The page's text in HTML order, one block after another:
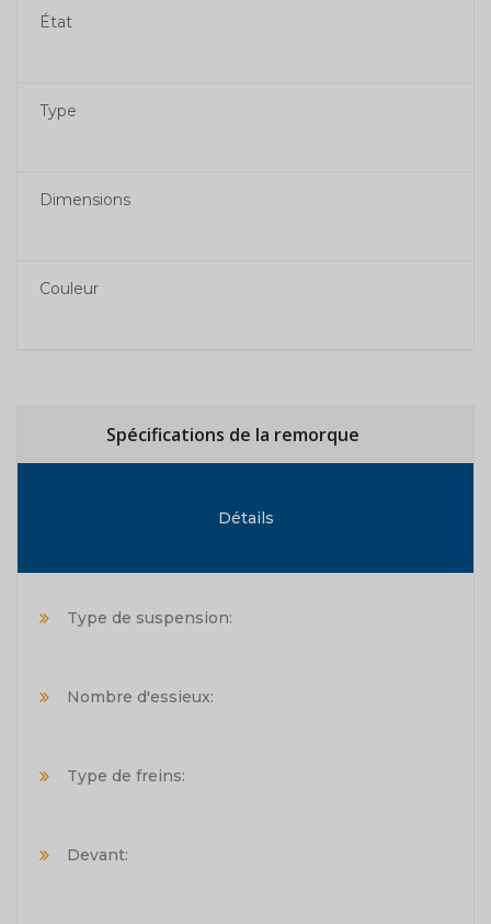
État
Type
Dimensions
Couleur
Spécifications de la remorque
Détails
Type de suspension:
Nombre d'essieux:
Type de freins:
Devant: